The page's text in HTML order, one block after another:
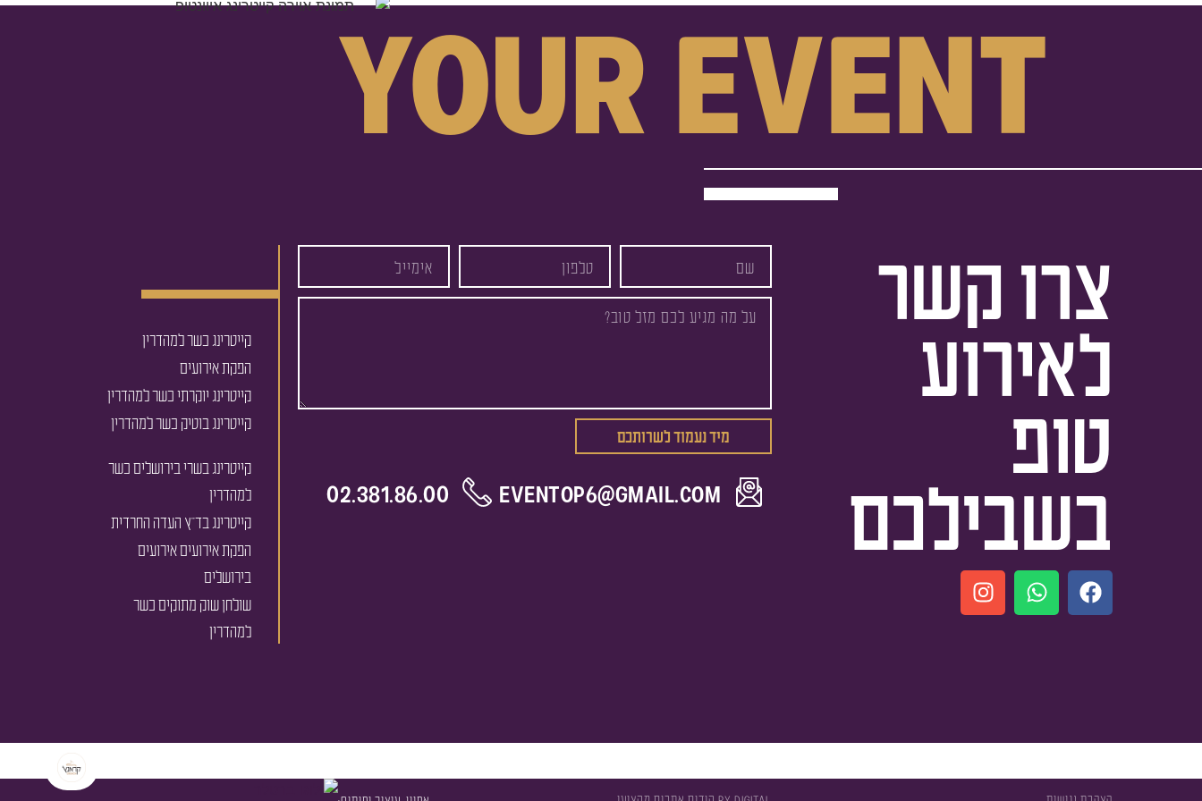
your event
צרו קשר
לאירוע
טופ
בשבילכם
מיד נעמוד לשרותכם
EVENTOP6@GMAIL.COM
02.381.86.00
קייטרינג כשר למהדרין
הפקת אירועים
קייטרינג יוקרתי כשר למהדרין
קייטרינג בוטיק כשר למהדרין
קייטרינג בשרי בירושלים כשר
למהדרין
קייטרינג בד''ץ העדה החרדית
הפקת אירועים אירועים
בירושלים
שולחן שוק מתוקים כשר
למהדרין